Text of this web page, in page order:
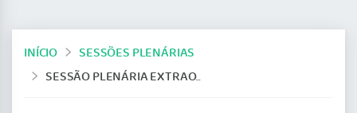
INÍCIO
SESSÕES PLENÁRIAS
SESSÃO PLENÁRIA EXTRAORDINÁRIA – 10/10/2023